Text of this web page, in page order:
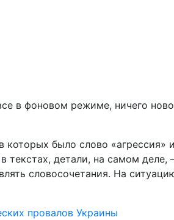
в фоновом режиме, ничего
которых было слово «агрессия»
детали, на самом деле,
словосочетания. На
провалов Украины